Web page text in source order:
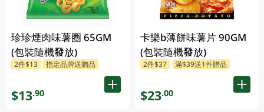
珍珍煙肉味薯圈 65GM
(包裝隨機發放)
2件$13 指定品牌送贈品
$13.90
卡樂b薄餅味薯片 90GM
(包裝隨機發放)
2件$37 滿$39送1件贈品
$23.00